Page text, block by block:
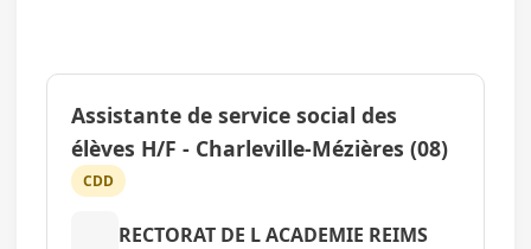
Assistante de service social des
élèves H/F - Charleville-Mézières (08)
CDD
RECTORAT DE L ACADEMIE REIMS